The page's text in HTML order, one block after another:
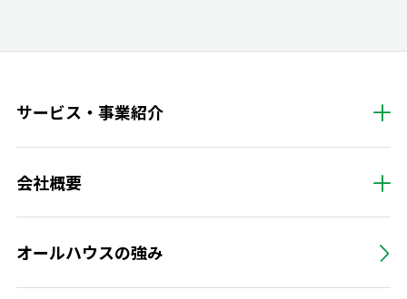
サービス・事業紹介
会社概要
オールハウスの強み